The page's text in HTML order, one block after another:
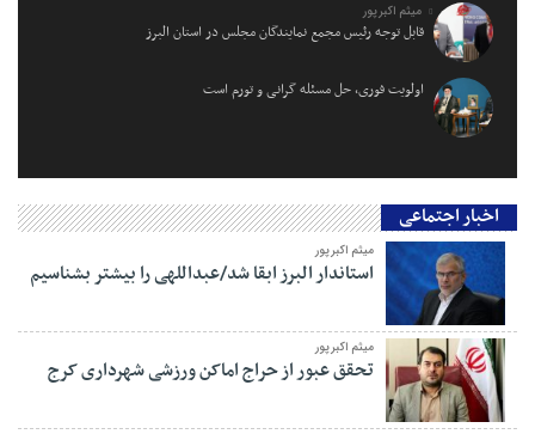
میثم اکبرپور
قابل توجه رئیس مجمع نمایندگان مجلس در استان البرز
اولویت فوری، حل مسئله گرانی و تورم است
اخبار اجتماعی
میثم اکبرپور
استاندار البرز ابقا شد/عبداللهی را بیشتر بشناسیم
میثم اکبرپور
تحقق عبور از حراج اماکن ورزشی شهرداری کرج